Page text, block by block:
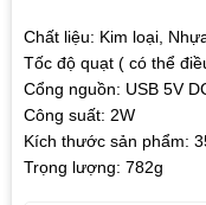
Chất liệu: Kim loại,
Tốc độ quạt ( có thể
Cổng nguồn: USB 5V
Công suất: 2W
Kích thước sản phẩm:
Trọng lượng: 782g